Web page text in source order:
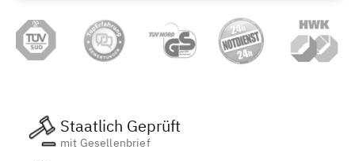
Staatlich Geprüft
mit Gesellenbrief